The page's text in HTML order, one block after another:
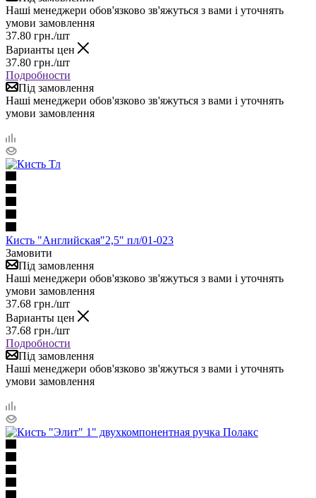
Наші менеджери обов'язково зв'яжуться з вами і уточнять
умови замовлення
37.80 грн./шт
Варианты цен
37.80 грн./шт
Подробности
Під замовлення
Наші менеджери обов'язково зв'яжуться з вами і уточнять
умови замовлення
Кисть "Английская"2,5" пл/01-023
Замовити
Під замовлення
Наші менеджери обов'язково зв'яжуться з вами і уточнять
умови замовлення
37.68 грн./шт
Варианты цен
37.68 грн./шт
Подробности
Під замовлення
Наші менеджери обов'язково зв'яжуться з вами і уточнять
умови замовлення